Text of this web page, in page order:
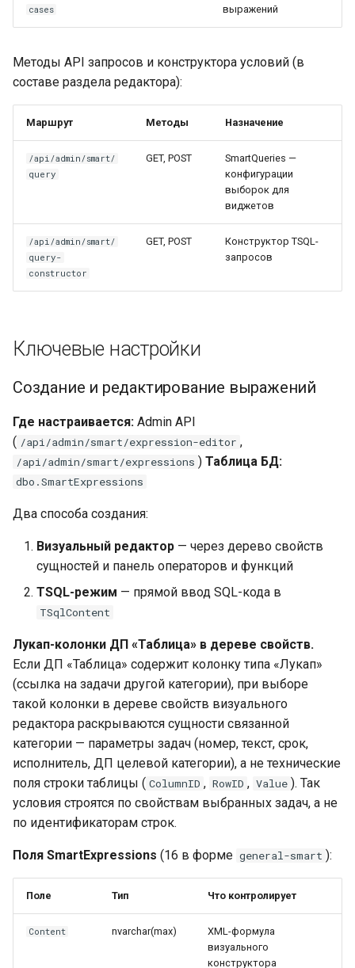
cases
выражений
Методы API запросов и конструктора условий (в
составе раздела редактора):
Маршрут Методы Назначение
/api/admin/smart/
query
GET, POST
SmartQueries —
конфигурации
выборок для
виджетов
/api/admin/smart/
query-
constructor
GET, POST
Конструктор TSQL-
запросов
Ключевые настройки
Создание и редактирование выражений
Где настраивается: Admin API
( /api/admin/smart/expression-editor ,
/api/admin/smart/expressions ) Таблица БД:
dbo.SmartExpressions
Два способа создания:
Визуальный редактор — через дерево свойств
сущностей и панель операторов и функций
TSQL-режим — прямой ввод SQL-кода в
TSqlContent
Лукап-колонки ДП «Таблица» в дереве свойств.
Если ДП «Таблица» содержит колонку типа «Лукап»
(ссылка на задачи другой категории), при выборе
такой колонки в дереве свойств визуального
редактора раскрываются сущности связанной
категории — параметры задач (номер, текст, срок,
исполнитель, ДП целевой категории), а не технические
поля строки таблицы ( ColumnID , RowID , Value ). Так
условия строятся по свойствам выбранных задач, а не
по идентификаторам строк.
Поля SmartExpressions (16 в форме general-smart ):
Поле Тип Что контролирует
Content nvarchar(max)
XML-формула
визуального
конструктора